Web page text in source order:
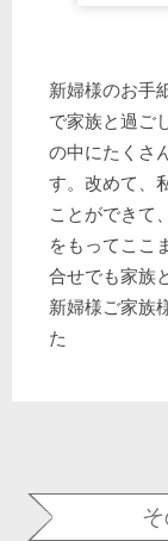
新婦様のお手
で家族と過ご
の中にたくさ
す。改めて、
ことができて
をもってここ
合せでも家族
新婦様ご家族
た